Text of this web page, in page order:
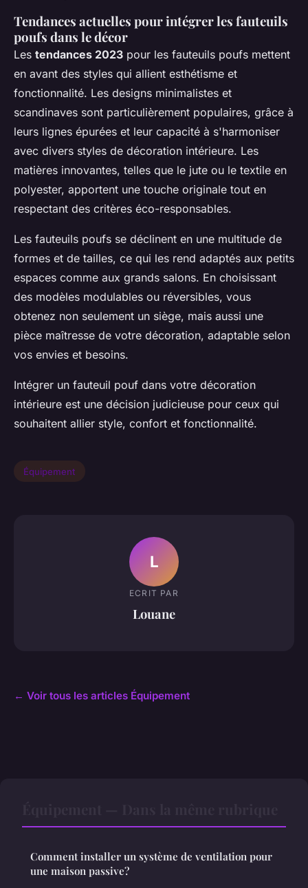
Tendances actuelles pour intégrer les fauteuils
poufs dans le décor
Les tendances 2023 pour les fauteuils poufs mettent
en avant des styles qui allient esthétisme et
fonctionnalité. Les designs minimalistes et
scandinaves sont particulièrement populaires, grâce à
leurs lignes épurées et leur capacité à s'harmoniser
avec divers styles de décoration intérieure. Les
matières innovantes, telles que le jute ou le textile en
polyester, apportent une touche originale tout en
respectant des critères éco-responsables.
Les fauteuils poufs se déclinent en une multitude de
formes et de tailles, ce qui les rend adaptés aux petits
espaces comme aux grands salons. En choisissant
des modèles modulables ou réversibles, vous
obtenez non seulement un siège, mais aussi une
pièce maîtresse de votre décoration, adaptable selon
vos envies et besoins.
Intégrer un fauteuil pouf dans votre décoration
intérieure est une décision judicieuse pour ceux qui
souhaitent allier style, confort et fonctionnalité.
Équipement
L
ECRIT PAR
Louane
← Voir tous les articles Équipement
Comment installer un système de ventilation pour
une maison passive?